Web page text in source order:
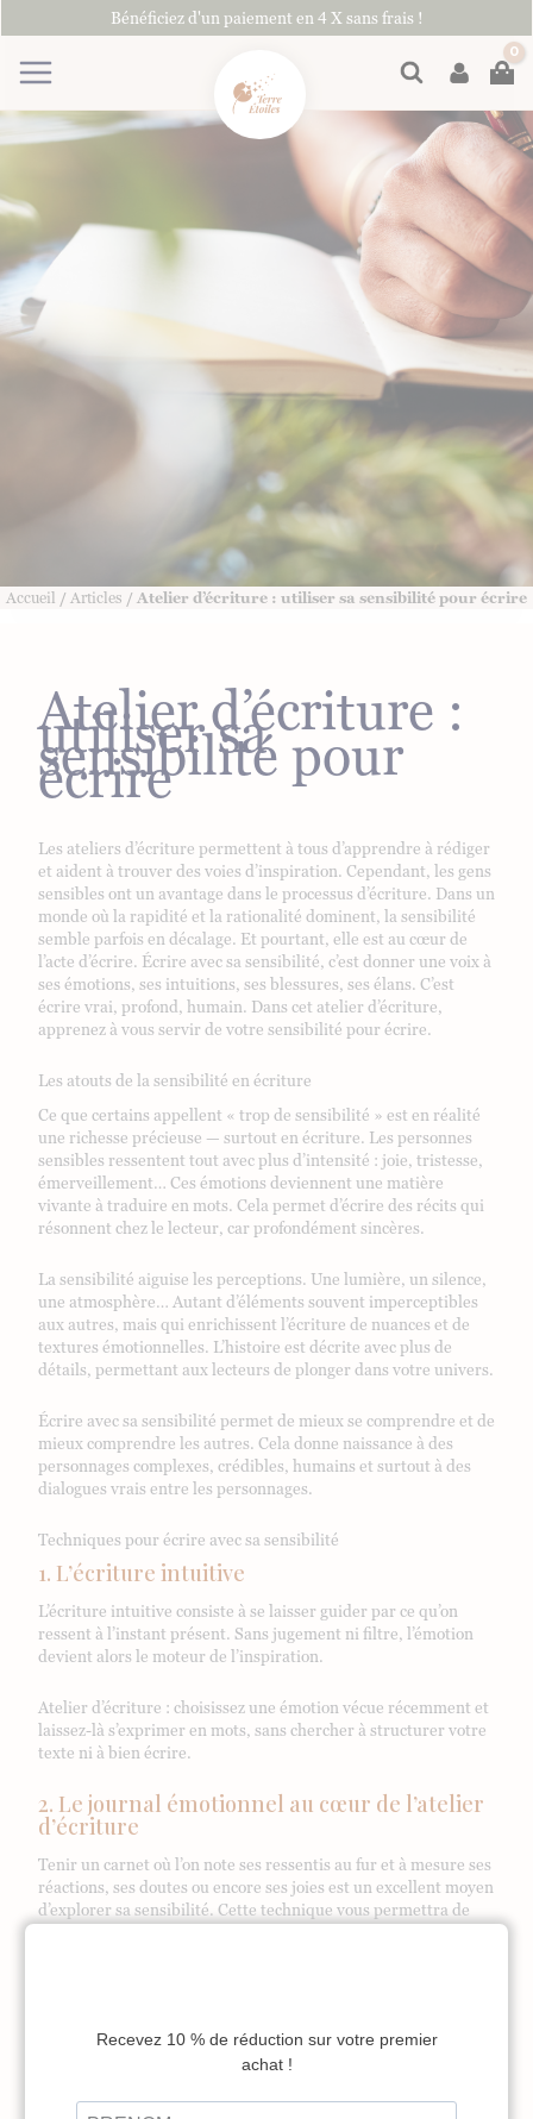
au
Bénéficiez d'un paiement en 4 X sans frais !
Rechercher
Accueil / Articles / Atelier d’écriture : utiliser sa sensibilité pour écrire
Atelier d’écriture :
utiliser sa
sensibilité pour
écrire
Les ateliers d’écriture permettent à tous d’apprendre à rédiger
et aident à trouver des voies d’inspiration. Cependant, les gens
sensibles ont un avantage dans le processus d’écriture. Dans un
monde où la rapidité et la rationalité dominent, la sensibilité
semble parfois en décalage. Et pourtant, elle est au cœur de
l’acte d’écrire. Écrire avec sa sensibilité, c’est donner une voix à
ses émotions, ses intuitions, ses blessures, ses élans. C’est
écrire vrai, profond, humain. Dans cet atelier d’écriture,
apprenez à vous servir de votre sensibilité pour écrire.
Les atouts de la sensibilité en écriture
Ce que certains appellent « trop de sensibilité » est en réalité
une richesse précieuse — surtout en écriture. Les personnes
sensibles ressentent tout avec plus d’intensité : joie, tristesse,
émerveillement… Ces émotions deviennent une matière
vivante à traduire en mots. Cela permet d’écrire des récits qui
résonnent chez le lecteur, car profondément sincères.
La sensibilité aiguise les perceptions. Une lumière, un silence,
une atmosphère… Autant d’éléments souvent imperceptibles
aux autres, mais qui enrichissent l’écriture de nuances et de
textures émotionnelles. L’histoire est décrite avec plus de
détails, permettant aux lecteurs de plonger dans votre univers.
Écrire avec sa sensibilité permet de mieux se comprendre et de
mieux comprendre les autres. Cela donne naissance à des
personnages complexes, crédibles, humains et surtout à des
dialogues vrais entre les personnages.
Techniques pour écrire avec sa sensibilité
1. L’écriture intuitive
L’écriture intuitive consiste à se laisser guider par ce qu’on
ressent à l’instant présent. Sans jugement ni filtre, l’émotion
devient alors le moteur de l’inspiration.
Atelier d’écriture : choisissez une émotion vécue récemment et
laissez-là s’exprimer en mots, sans chercher à structurer votre
texte ni à bien écrire.
2. Le journal émotionnel au cœur de l’atelier
d’écriture
Tenir un carnet où l’on note ses ressentis au fur et à mesure ses
réactions, ses doutes ou encore ses joies est un excellent moyen
d’explorer sa sensibilité. Cette technique vous permettra de
pourrez ainsi puiser dans vos émotions pour développer une
histoire qui vous ressemble, ou pas !
3. S’appuyer sur ses cinq sens